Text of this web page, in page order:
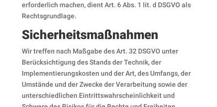
erforderlich machen, dient Art. 6 Abs. 1 lit. d DSGVO als
Rechtsgrundlage.
Sicherheitsmaßnahmen
Wir treffen nach Maßgabe des Art. 32 DSGVO unter
Berücksichtigung des Stands der Technik, der
Implementierungskosten und der Art, des Umfangs, der
Umstände und der Zwecke der Verarbeitung sowie der
unterschiedlichen Eintrittswahrscheinlichkeit und